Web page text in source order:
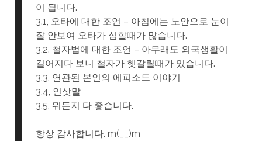
이 됩니다.
3.1, 오타에 대한 조언 – 아침에는 노안으로 눈이
잘 안보여 오타가 심할때가 많습니다.
3,2. 철자법에 대한 조언 – 아무래도 외국생활이
길어지다 보니 철자가 헷갈릴때가 있습니다.
3.3, 연관된 본인의 에피소드 이야기
3.4, 인삿말
3.5. 뭐든지 다 좋습니다.
항상 감사합니다. m(__)m